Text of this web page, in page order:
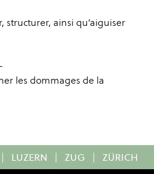
structurer, ainsi qu’aiguiser
les dommages de la
| LUZERN | ZUG | ZÜRICH